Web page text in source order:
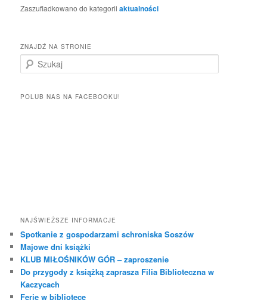
Zaszufladkowano do kategorii aktualności
ZNAJDŹ NA STRONIE
z
k
POLUB NAS NA FACEBOOKU!
NAJŚWIEŻSZE INFORMACJE
Spotkanie z gospodarzami schroniska Soszów
Majowe dni książki
KLUB MIŁOŚNIKÓW GÓR – zaproszenie
Do przygody z książką zaprasza Filia Biblioteczna w
Kaczycach
Ferie w bibliotece